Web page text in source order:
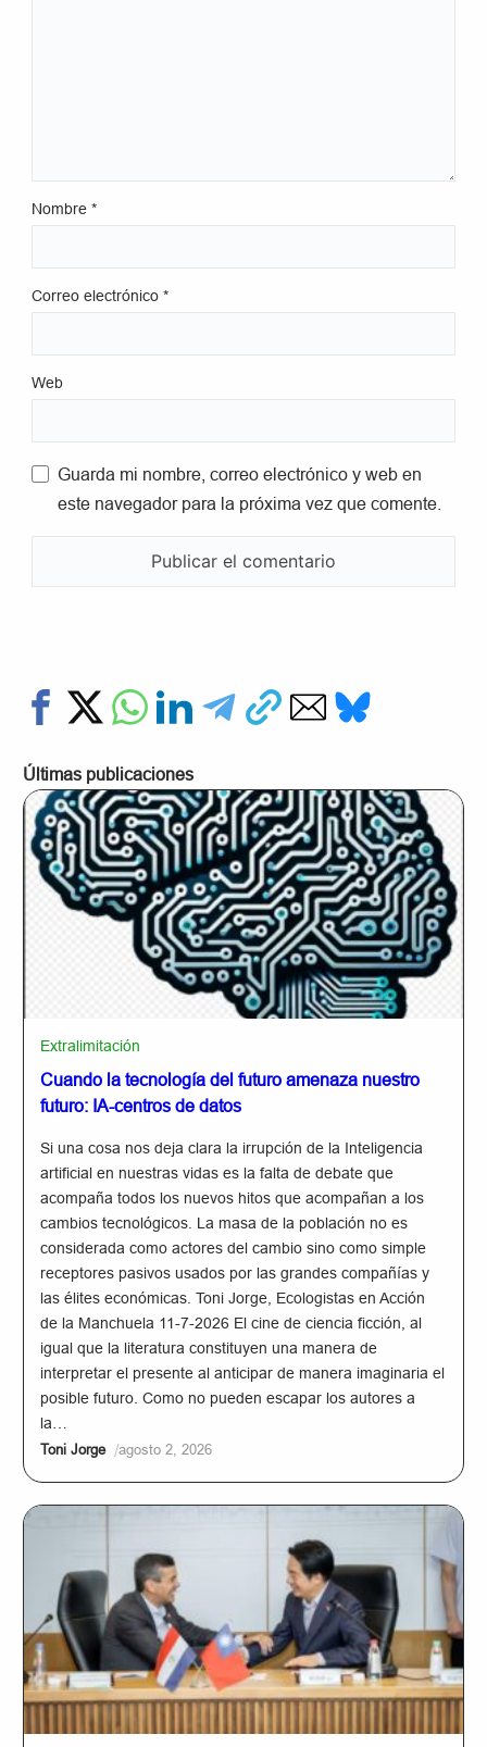
Nombre*
Correo electrónico*
Web
Guarda mi nombre, correo electrónico y web en
este navegador para la próxima vez que comente.
Últimas publicaciones
Extralimitación
Cuando la tecnología del futuro amenaza nuestro
futuro: IA-centros de datos
Si una cosa nos deja clara la irrupción de la Inteligencia
artificial en nuestras vidas es la falta de debate que
acompaña todos los nuevos hitos que acompañan a los
cambios tecnológicos. La masa de la población no es
considerada como actores del cambio sino como simple
receptores pasivos usados por las grandes compañías y
las élites económicas. Toni Jorge, Ecologistas en Acción
de la Manchuela 11-7-2026 El cine de ciencia ficción, al
igual que la literatura constituyen una manera de
interpretar el presente al anticipar de manera imaginaria el
posible futuro. Como no pueden escapar los autores a
la…
Toni Jorge /agosto 2, 2026